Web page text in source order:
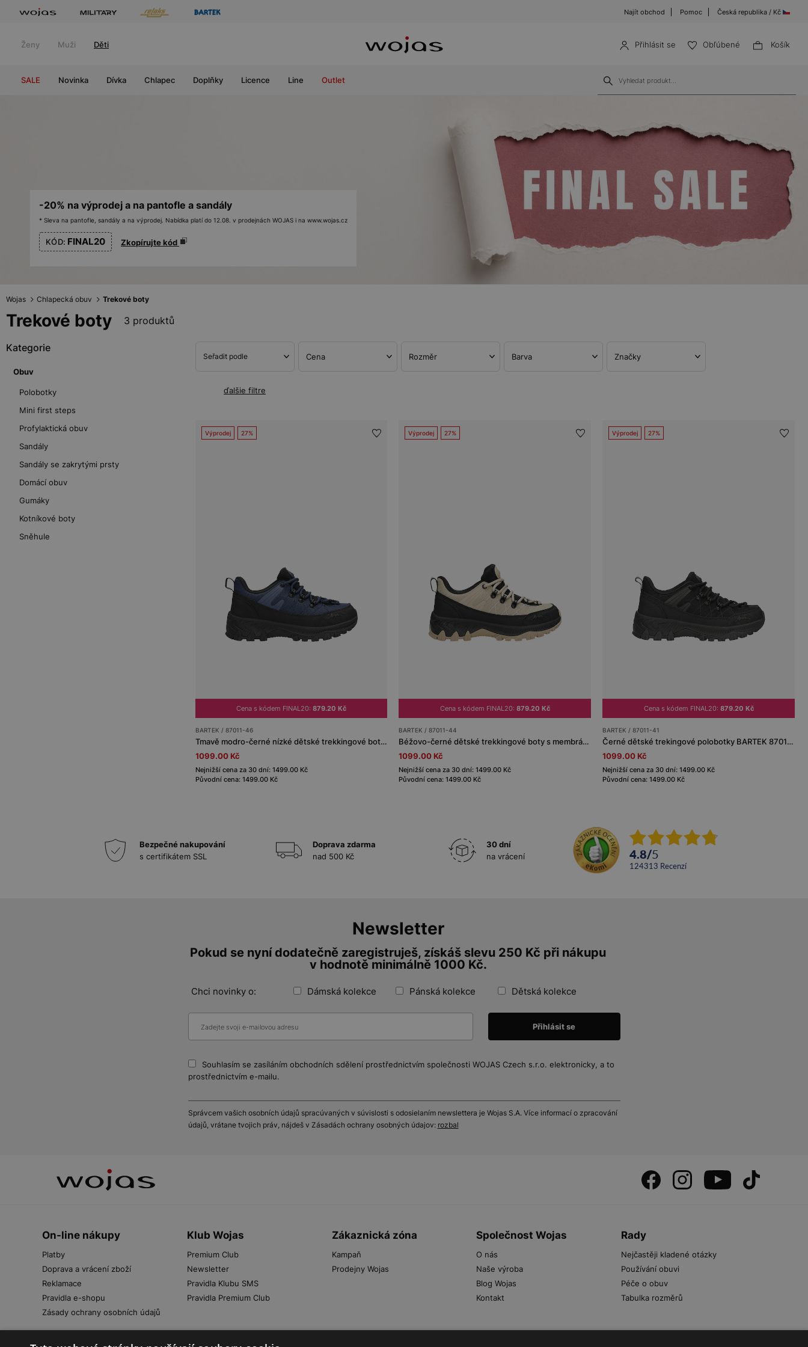
Najít obchod Pomoc Česká republika / Kč
Ženy Muži Děti Přihlásit se Obľúbené Košík
SALE Novinka Dívka Chlapec Doplňky Licence Line Outlet
-20% na výprodej a na pantofle a sandály
* Sleva na pantofle, sandály a na výprodej. Nabídka platí do 12.08. v prodejnách WOJAS i na www.wojas.cz
KÓD: FINAL20 Zkopírujte kód
Wojas Chlapecká obuv Trekové boty
Trekové boty 3 produktů
Kategorie
Obuv
Polobotky
Mini first steps
Profylaktická obuv
Sandály
Sandály se zakrytými prsty
Domácí obuv
Gumáky
Kotníkové boty
Sněhule
Seřadit podle Cena Rozměr Barva Značky
ďalšie filtre
Výprodej 27%
Cena s kódem FINAL20: 879.20 Kč
BARTEK / 87011-46
Tmavě modro-černé nízké dětské trekkingové boty BARTEK 87011-46
1099.00 Kč
Nejnižší cena za 30 dní: 1499.00 Kč
Původní cena: 1499.00 Kč
Výprodej 27%
Cena s kódem FINAL20: 879.20 Kč
BARTEK / 87011-44
Béžovo-černé dětské trekkingové boty s membránou Nano-Tex™ BARTEK 87011-44
1099.00 Kč
Nejnižší cena za 30 dní: 1499.00 Kč
Původní cena: 1499.00 Kč
Výprodej 27%
Cena s kódem FINAL20: 879.20 Kč
BARTEK / 87011-41
Černé dětské trekingové polobotky BARTEK 87011-41
1099.00 Kč
Nejnižší cena za 30 dní: 1499.00 Kč
Původní cena: 1499.00 Kč
Bezpečné nakupování
s certifikátem SSL
Doprava zdarma
nad 500 Kč
30 dní
na vrácení
4.8/5
124313 recenzí
Newsletter
Pokud se nyní dodatečně zaregistruješ, získáš slevu 250 Kč při nákupu
v hodnotě minimálně 1000 Kč.
Chci novinky o: Dámská kolekce Pánská kolekce Dětská kolekce
Souhlasím se zasíláním obchodních sdělení prostřednictvím společnosti WOJAS Czech s.r.o. elektronicky, a to
prostřednictvím e-mailu.
Správcem vašich osobních údajů spracúvaných v súvislosti s odosielaním newslettera je Wojas S.A. Více informací o zpracování
údajů, vrátane tvojich práv, nájdeš v Zásadách ochrany osobných údajov: rozbal
On-line nákupy
Platby
Doprava a vrácení zboží
Reklamace
Pravidla e-shopu
Zásady ochrany osobních údajů
Klub Wojas
Premium Club
Newsletter
Pravidla Klubu SMS
Pravidla Premium Club
Zákaznická zóna
Kampaň
Prodejny Wojas
Společnost Wojas
O nás
Naše výroba
Blog Wojas
Kontakt
Rady
Nejčastěji kladené otázky
Používání obuvi
Péče o obuv
Tabulka rozměrů